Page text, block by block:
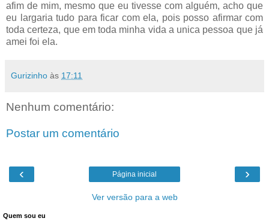
afim de mim, mesmo que eu tivesse com alguém, acho que
eu largaria tudo para ficar com ela, pois posso afirmar com
toda certeza, que em toda minha vida a unica pessoa que já
amei foi ela.
Gurizinho às 17:11
Nenhum comentário:
Postar um comentário
‹ ›
Página inicial
Ver versão para a web
Quem sou eu